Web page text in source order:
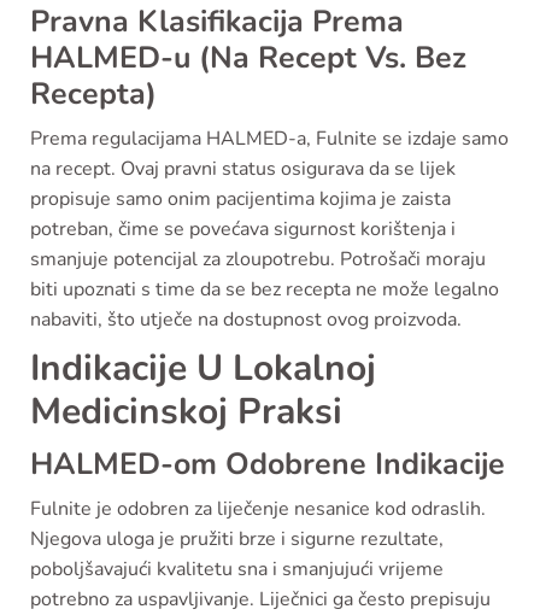
Pravna Klasifikacija Prema
HALMED-u (Na Recept Vs. Bez
Recepta)
Prema regulacijama HALMED-a, Fulnite se izdaje samo
na recept. Ovaj pravni status osigurava da se lijek
propisuje samo onim pacijentima kojima je zaista
potreban, čime se povećava sigurnost korištenja i
smanjuje potencijal za zloupotrebu. Potrošači moraju
biti upoznati s time da se bez recepta ne može legalno
nabaviti, što utječe na dostupnost ovog proizvoda.
Indikacije U Lokalnoj
Medicinskoj Praksi
HALMED-om Odobrene Indikacije
Fulnite je odobren za liječenje nesanice kod odraslih.
Njegova uloga je pružiti brze i sigurne rezultate,
poboljšavajući kvalitetu sna i smanjujući vrijeme
potrebno za uspavljivanje. Liječnici ga često prepisuju